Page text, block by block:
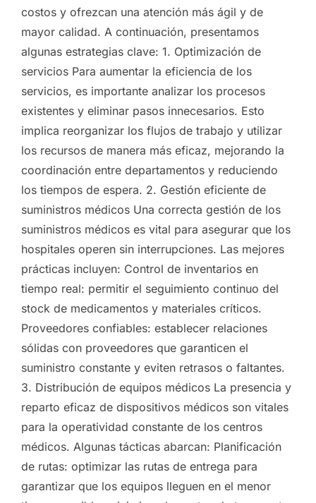
costos y ofrezcan una atención más ágil y de
mayor calidad. A continuación, presentamos
algunas estrategias clave: 1. Optimización de
servicios Para aumentar la eficiencia de los
servicios, es importante analizar los procesos
existentes y eliminar pasos innecesarios. Esto
implica reorganizar los flujos de trabajo y utilizar
los recursos de manera más eficaz, mejorando la
coordinación entre departamentos y reduciendo
los tiempos de espera. 2. Gestión eficiente de
suministros médicos Una correcta gestión de los
suministros médicos es vital para asegurar que los
hospitales operen sin interrupciones. Las mejores
prácticas incluyen: Control de inventarios en
tiempo real: permitir el seguimiento continuo del
stock de medicamentos y materiales críticos.
Proveedores confiables: establecer relaciones
sólidas con proveedores que garanticen el
suministro constante y eviten retrasos o faltantes.
3. Distribución de equipos médicos La presencia y
reparto eficaz de dispositivos médicos son vitales
para la operatividad constante de los centros
médicos. Algunas tácticas abarcan: Planificación
de rutas: optimizar las rutas de entrega para
garantizar que los equipos lleguen en el menor